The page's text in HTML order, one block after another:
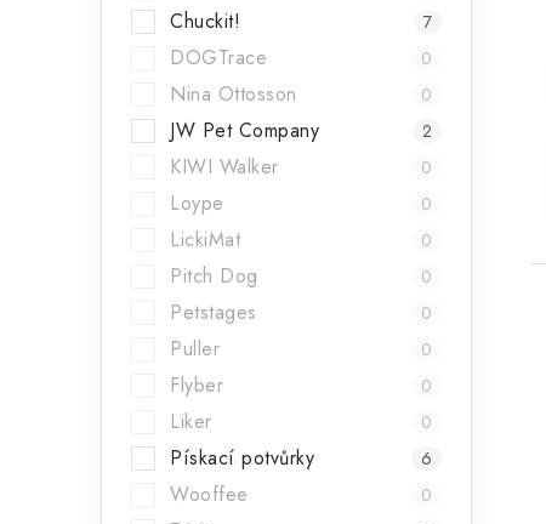
Chuckit! 7
DOGTrace 0
Nina Ottosson 0
JW Pet Company 2
KIWI Walker 0
Loype 0
LickiMat 0
Pitch Dog 0
Petstages 0
Puller 0
Flyber 0
Liker 0
Pískací potvůrky 6
Wooffee 0